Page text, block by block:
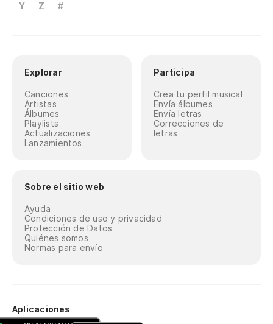
Y
Z #
Explorar
Canciones
Artistas
Álbumes
Playlists
Actualizaciones
Lanzamientos
Participa
Crea tu perfil musical
Envía álbumes
Envía letras
Correcciones de
letras
Sobre el sitio web
Ayuda
Condiciones de uso y privacidad
Protección de Datos
Quiénes somos
Normas para envío
Aplicaciones